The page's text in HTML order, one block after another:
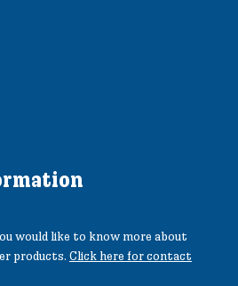
would like to know more about
products. Click here for contact